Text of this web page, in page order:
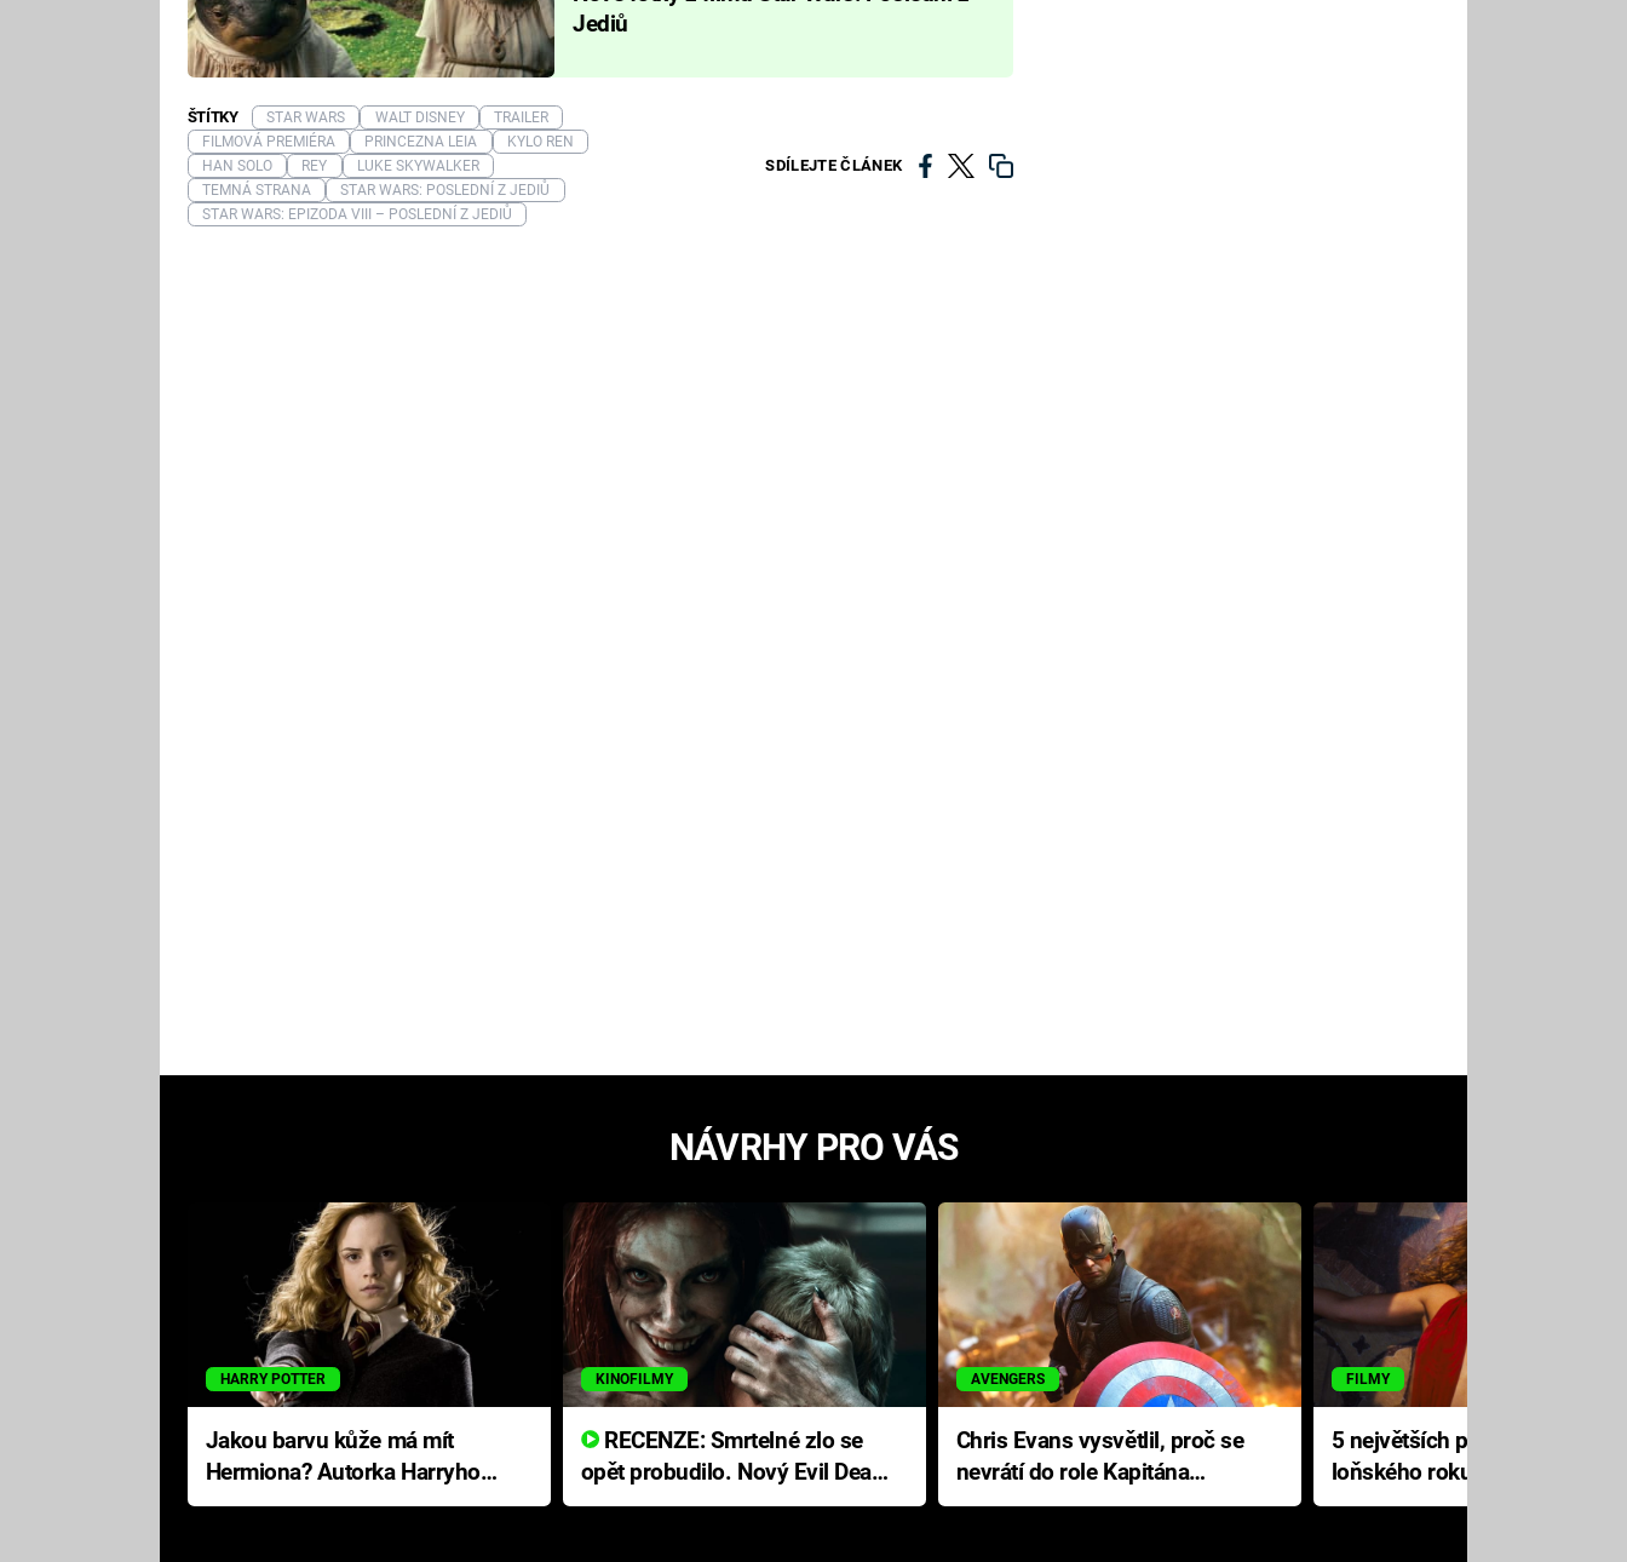
Jediů
SDÍLEJTE ČLÁNEK
ŠTÍTKY STAR WARS WALT DISNEY
TRAILER
FILMOVÁ PREMIÉRA
PRINCEZNA LEIA
KYLO REN
HAN SOLO
REY
LUKE SKYWALKER
TEMNÁ STRANA
STAR WARS: POSLEDNÍ Z JEDIŮ
STAR WARS: EPIZODA VIII – POSLEDNÍ Z JEDIŮ
NÁVRHY PRO VÁS
HARRY POTTER
Jakou barvu kůže má mít
Hermiona? Autorka Harryho
Pottera přišla s ráznou
KINOFILMY
RECENZE: Smrtelné zlo se
opět probudilo. Nový Evil Dead
přichází s neodolatelnou
AVENGERS
Chris Evans vysvětlil, proč se
nevrátí do role Kapitána
Ameriky
FILMY
5 největších propadáků
loňského roku: Disney na
jediné katastrofě prodělal 200